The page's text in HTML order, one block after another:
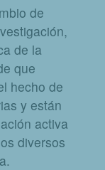
de
de la
que
hecho de
y están
activa
diversos